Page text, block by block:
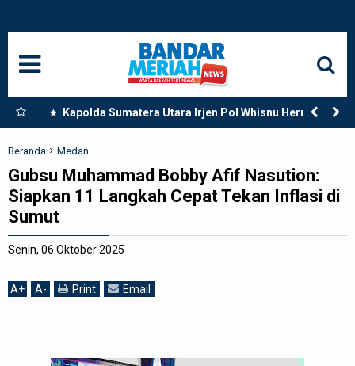
Kapolda Sumatera Utara Irjen Pol Whisnu Hermawan
Februanto Resmikan Secara Langsung Mako Polres
Beranda Medan
Gubsu Muhammad Bobby Afif Nasution:
Siapkan 11 Langkah Cepat Tekan Inflasi di
Sumut
Senin, 06 Oktober 2025
A+ A- Print Email
NASIONAL
SUMUT
LANGKAT
ACEH
BISNIS
EDUKASI